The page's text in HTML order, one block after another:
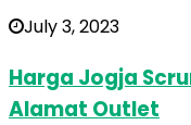
July 3, 2023
Harga Jogja
Alamat Outlet